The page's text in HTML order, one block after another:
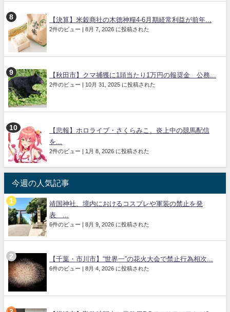
【決算】米穀商社の木徳神糧4-6月期経常利益が前年...
2件のビュー | 8月 7, 2026 に投稿された
【秋田市】クマ捕獲に1頭当たり1万円の報奨金 公務...
2件のビュー | 10月 31, 2025 に投稿された
【悲報】ホロライブ・さくらみこ、炎上中の競馬配信
を...
2件のビュー | 1月 8, 2026 に投稿された
今週の人気記事
靖国神社、境内におけるコスプレや軍装の禁止を発
表 ...
6件のビュー | 8月 9, 2026 に投稿された
【千葉・市川市】“世界一”の花火大会で禁止行為相次...
6件のビュー | 8月 4, 2026 に投稿された